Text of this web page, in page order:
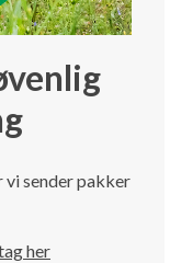
vi sender pakker
her